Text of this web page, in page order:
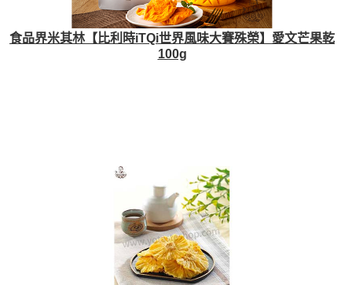
食品界米其林【比利時iTQi世界風味大賽殊榮】愛文芒果乾
100g